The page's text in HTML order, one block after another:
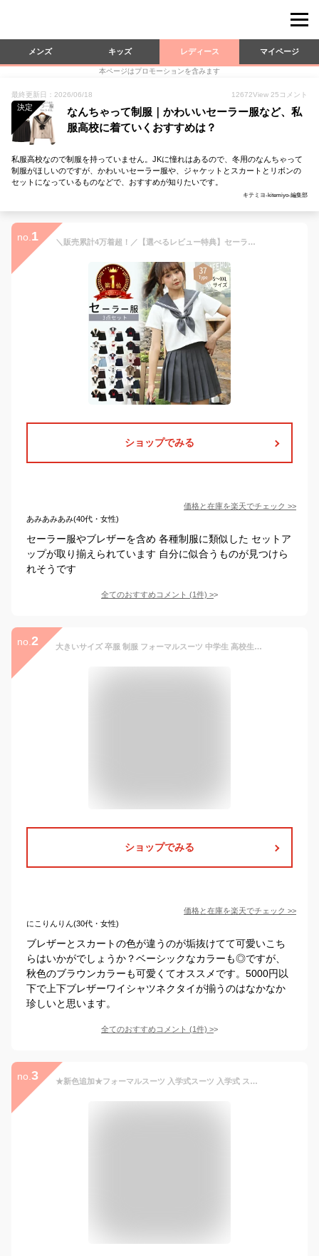
メンズ キッズ レディース マイページ
本ページはプロモーションを含みます
最終更新日：2026/06/18 12672View 25 コメント
決定
なんちゃって制服｜かわいいセーラー服など、私
服高校に着ていくおすすめは？
私服高校なので制服を持っていません。JKに憧れはあるので、冬用のなんちゃって
制服がほしいのですが、かわいいセーラー服や、ジャケットとスカートとリボンの
セットになっているものなどで、おすすめが知りたいです。
キテミヨ-kitemiyo-編集部
no. 1 ＼販売累計4万着超！／【選べるレビュー特典】セーラー服 ハロウィン コスプレ衣装 セーラー服 コスプレ学生服 夏S～XXLサイズ 上下セット 半袖 JK制服 高校生 可愛い レディース学園祭クリスマス 大きいサイズ 学生服 スカート 大人 新学期
ショップでみる
価格と在庫を楽天でチェック >>
あみあみあみ(40代・女性)
セーラー服やブレザーを含め 各種制服に類似した セットア
ップが取り揃えられています 自分に似合うものが見つけら
れそうです
全てのおすすめコメント (1件) >
no. 2 大きいサイズ 卒服 制服 フォーマルスーツ 中学生 高校生 女子高生 セットアップ 女の子 入学式 スカートスーツ スーツ 通学 子供服 4点セット 卒業式服 ジュニアスーツ 子供スーツ 学生服 チェック 4点セット 発表会 韓国 卒業式
ショップでみる
価格と在庫を楽天でチェック >>
にこりんりん(30代・女性)
ブレザーとスカートの色が違うのが垢抜けてて可愛いこち
らはいかがでしょうか？ベーシックなカラーも◎ですが、
秋色のブラウンカラーも可愛くてオススメです。5000円以
下で上下ブレザーワイシャツネクタイが揃うのはなかなか
珍しいと思います。
全てのおすすめコメント (1件) >
no. 3 ★新色追加★フォーマルスーツ 入学式スーツ 入学式 スーツ 卒業式服 チェックスカート 春秋ブレザー シャツ 女の子 男の子 学生服/女子学生制服/制服/高校生制服/卒園式/卒業式/発表会 コスプレ制服 大きいサイズ